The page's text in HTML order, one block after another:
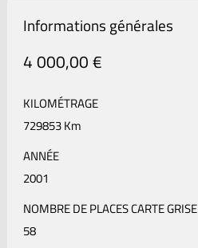
Informations générales
4 000,00 €
KILOMÉTRAGE
729853 Km
ANNÉE
2001
NOMBRE DE PLACES CARTE GRISE
58